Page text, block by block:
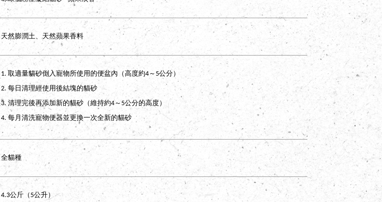
Dog．狗狗
天然膨潤土、天然蘋果香料
1. 取適量貓砂倒入寵物所使用的便盆內（高度約4～5公分）
2. 每日清理經使用後結塊的貓砂
3. 清理完後再添加新的貓砂（維持約4～5公分的高度）
4. 每月清洗寵物便器並更換一次全新的貓砂
全貓種
4.3公斤（5公升）